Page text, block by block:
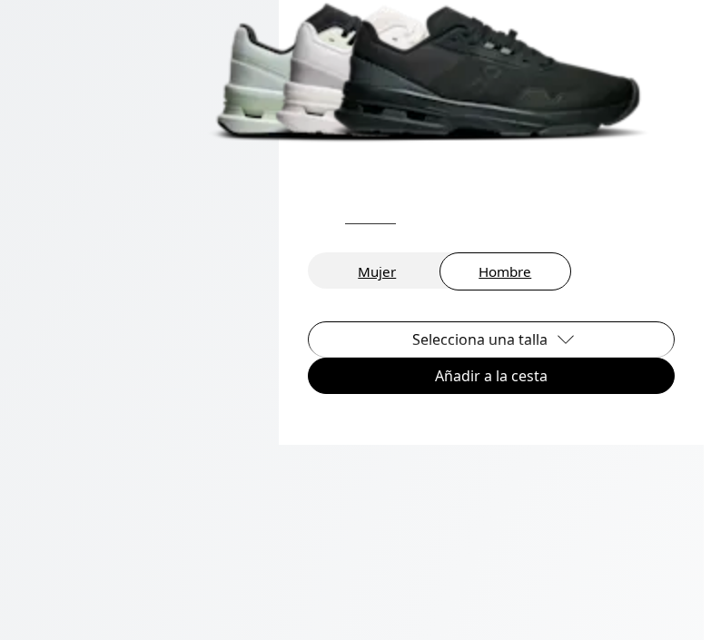
Mujer Hombre
Selecciona una talla
Añadir a la cesta